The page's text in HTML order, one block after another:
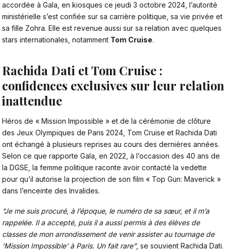
accordée à Gala, en kiosques ce jeudi 3 octobre 2024, l’autorité
ministérielle s’est confiée sur sa carrière politique, sa vie privée et
sa fille Zohra. Elle est revenue aussi sur sa relation avec quelques
stars internationales, notamment Tom Cruise.
Rachida Dati et Tom Cruise :
confidences exclusives sur leur relation
inattendue
Héros de « Mission Impossible » et de la cérémonie de clôture
des Jeux Olympiques de Paris 2024, Tom Cruise et Rachida Dati
ont échangé à plusieurs reprises au cours des dernières années.
Selon ce que rapporte Gala, en 2022, à l’occasion des 40 ans de
la DGSE, la femme politique raconte avoir contacté la vedette
pour qu’il autorise la projection de son film « Top Gun: Maverick »
dans l’enceinte des Invalides.
“Je me suis procuré, à l’époque, le numéro de sa sœur, et il m’a
rappelée. Il a accepté, puis il a aussi permis à des élèves de
classes de mon arrondissement de venir assister au tournage de
‘Mission Impossible’ à Paris. Un fait rare”, se souvient Rachida Dati.